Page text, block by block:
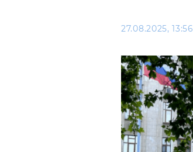
27.08.2025, 13:56